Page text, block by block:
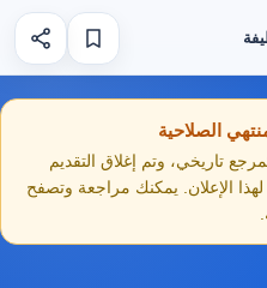
الصلاحية
تاريخي، وتم إغلاق التقديم
الإعلان. يمكنك مراجعة وتصفح